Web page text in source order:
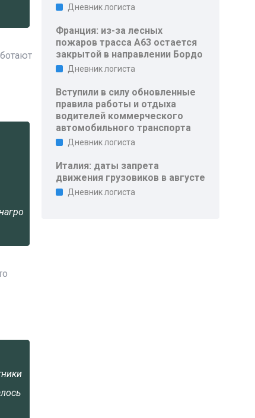
Дневник логиста
Франция: из-за лесных
пожаров трасса A63 остается
закрытой в направлении Бордо
Дневник логиста
Вступили в силу обновленные
правила работы и отдыха
водителей коммерческого
автомобильного транспорта
Дневник логиста
Италия: даты запрета
движения грузовиков в августе
Дневник логиста